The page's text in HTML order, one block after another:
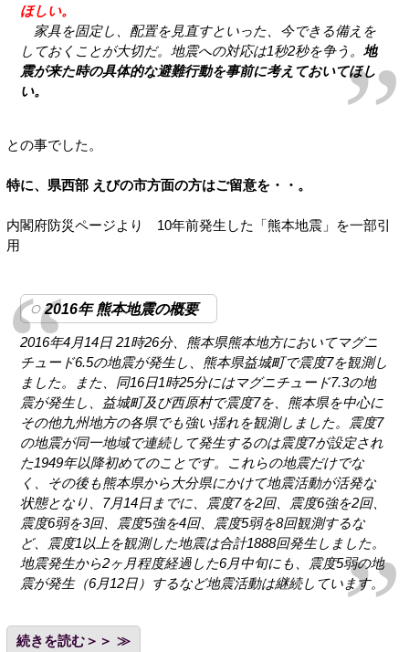
ほしい。
家具を固定し、配置を見直すといった、今できる備えを
しておくことが大切だ。地震への対応は1秒2秒を争う。 地
震が来た時の具体的な避難行動を事前に考えておいてほし
い。
との事でした。
特に、県西部 えびの市方面の方はご留意を・・。
内閣府防災ページより 10年前発生した「熊本地震」を一部引
用
2016年 熊本地震の概要
2016年4月14日 21時26分、熊本県熊本地方においてマグニ
チュード6.5の地震が発生し、熊本県益城町で震度7を観測し
ました。また、同16日1時25分にはマグニチュード7.3の地
震が発生し、益城町及び西原村で震度7を、熊本県を中心に
その他九州地方の各県でも強い揺れを観測しました。震度7
の地震が同一地域で連続して発生するのは震度7が設定され
た1949年以降初めてのことです。これらの地震だけでな
く、その後も熊本県から大分県にかけて地震活動が活発な
状態となり、7月14日までに、震度7を2回、震度6強を2回、
震度6弱を3回、震度5強を4回、震度5弱を8回観測するな
ど、震度1以上を観測した地震は合計1888回発生しました。
地震発生から2ヶ月程度経過した6月中旬にも、震度5弱の地
震が発生（6月12日）するなど地震活動は継続しています。
続きを読む＞＞